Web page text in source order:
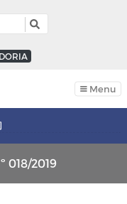
Menu
018/2019